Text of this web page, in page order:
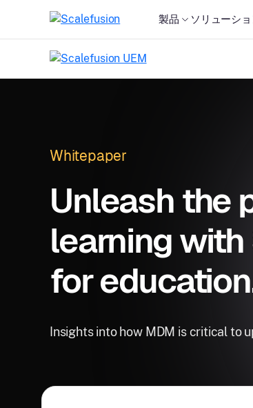
製品 ソリューシ
Whitepaper
Unleash the
learning
for
Insights into how MDM is critical to